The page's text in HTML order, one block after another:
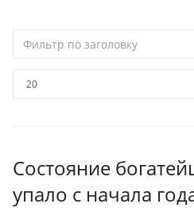
по
Состояние
упало с начала